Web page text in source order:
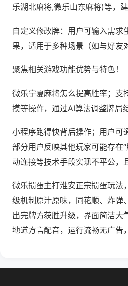
乐湖北麻将,微乐山东麻将)等，
自定义修改牌：用户可输入需求
果，适用于多种场景（如与好友
聚焦相关游戏功能优势与特色！
微乐宁夏麻将怎么提高胜率；支
摸等操作，通过AI算法调整牌局
小程序跑得快背后操作；用户可
部分用户反映其他玩家可能存在
动连接等技术手段实现不平公，
微乐掼蛋主打淮安正宗掼蛋玩法
级机制原汁原味，同花顺、炸弹
出完牌方获胜升级，界面简洁大
地道方言配音，运行流畅无广告